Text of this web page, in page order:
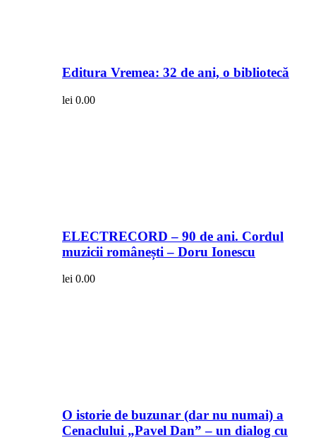
Editura Vremea: 32 de ani, o bibliotecă
lei 0.00
ELECTRECORD – 90 de ani. Cordul
muzicii românești – Doru Ionescu
lei 0.00
O istorie de buzunar (dar nu numai) a
Cenaclului „Pavel Dan” – un dialog cu